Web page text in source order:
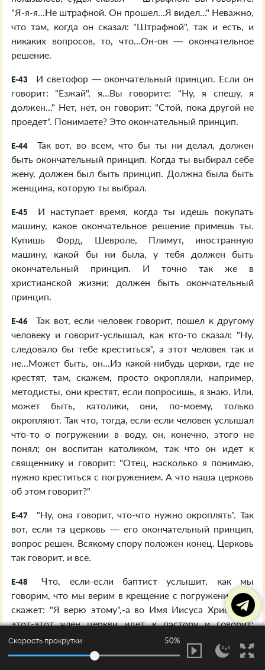
"Я-я-я...Не штрафной. Он прошел...Я видел..." Неважно,
что там, когда он сказал: "Штрафной", так и есть, и
никаких вопросов, то, что...Он-он — окончательное
решение.
E-43
И светофор — окончательный принцип. Если он
говорит: "Езжай", я...Вы говорите: "Ну, я спешу, я
должен..." Нет, нет, он говорит: "Стой, пока другой не
проедет". Понимаете? Это окончательный принцип.
E-44
Так вот, во всем, что бы ты ни делал, должен
быть окончательный принцип. Когда ты выбирал себе
жену, должен был быть принцип. Должна была быть
женщина, которую ты выбрал.
E-45
И наступает время, когда ты идешь покупать
машину, какое окончательное решение примешь ты.
Купишь Форд, Шевроле, Плимут, иностранную
машину, какой бы ни была, у тебя должен быть
окончательный принцип. И точно так же в
христианской жизни; должен быть окончательный
принцип.
E-46
Так вот, если человек говорит, пошел к другому
человеку и говорит-услышал, как кто-то сказал: "Ну,
следовало бы тебе креститься", а этот человек так и
не...Может быть, он...Из какой-нибудь церкви, где не
крестят, там, скажем, просто окропляли, например,
методисты, они крестят, если попросишь, я знаю. Или,
может быть, католики, они, по-моему, только
окропляют. Так что, тогда, если-если человек услышал
что-то о погружении в воду, он, конечно, этого не
понял; он воспитан католиком, так что он идет к
священнику и говорит: "Отец, насколько я понимаю,
нужно креститься с погружением. А что наша церковь
об этом говорит?"
E-47
"Ну, она говорит, что-что нужно окроплять". Так
вот, если та церковь — его окончательный принцип,
вопрос решен. Всякому спору положен конец. Церковь
так говорит, и все.
E-48
Что, если-если баптист услышит, как мы
говорим, что мы верим в крещение с погружением-он
скажет: "Я верю этому",-а во Имя Иисуса Христа? И
этот-этот член церкви идет к пастору и говорит:
"Пастор, я слышал, один человек сказал мне, что мы
правильно крестим с погружением, но нужно во Имя
Скорость прокрутки 50%